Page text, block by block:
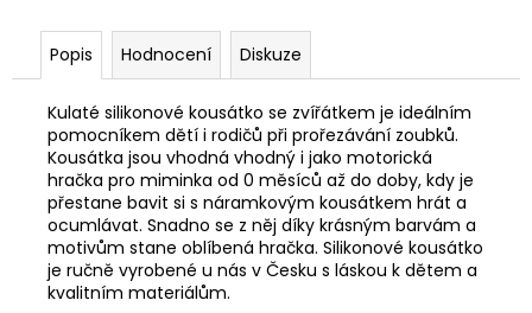
Popis Hodnocení Diskuze
Kulaté silikonové kousátko se zvířátkem je ideálním
pomocníkem dětí i rodičů při prořezávání zoubků.
Kousátka jsou vhodná vhodný i jako motorická
hračka pro miminka od 0 měsíců až do doby, kdy je
přestane bavit si s náramkovým kousátkem hrát a
ocumlávat. Snadno se z něj díky krásným barvám a
motivům stane oblíbená hračka. Silikonové kousátko
je ručně vyrobené u nás v Česku s láskou k dětem a
kvalitním materiálům.